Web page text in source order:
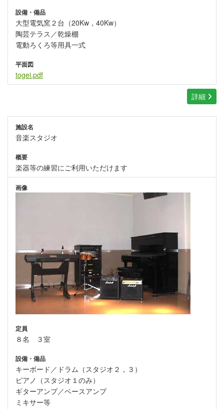
設備・備品
大型電気窯２台（20Kw，40Kw）
陶芸テラス／乾燥棚
電動ろくろ等用具一式
平面図
togei.pdf
詳細
施設名
音楽スタジオ
概要
楽器等の練習にご利用いただけます
画像
定員
８名 ３室
設備・備品
キーボード／ドラム（スタジオ２，３）
ピアノ（スタジオ１のみ）
ギターアンプ／ベースアンプ
ミキサー等